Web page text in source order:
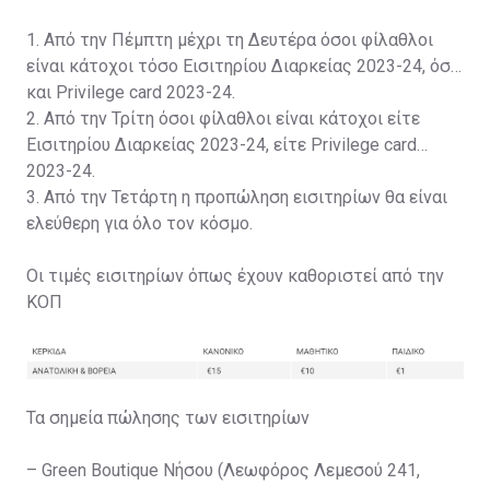
1. Από την Πέμπτη μέχρι τη Δευτέρα όσοι φίλαθλοι
είναι κάτοχοι τόσο Εισιτηρίου Διαρκείας 2023-24, όσο
και Privilege card 2023-24.
2. Από την Τρίτη όσοι φίλαθλοι είναι κάτοχοι είτε
Εισιτηρίου Διαρκείας 2023-24, είτε Privilege card
2023-24.
3. Από την Τετάρτη η προπώληση εισιτηρίων θα είναι
ελεύθερη για όλο τον κόσμο.
Οι τιμές εισιτηρίων όπως έχουν καθοριστεί από την
ΚΟΠ
Τα σημεία πώλησης των εισιτηρίων
– Green Boutique Νήσου (Λεωφόρος Λεμεσού 241,